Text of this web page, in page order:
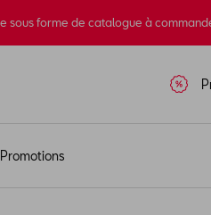
forme de catalogue à
Promotions